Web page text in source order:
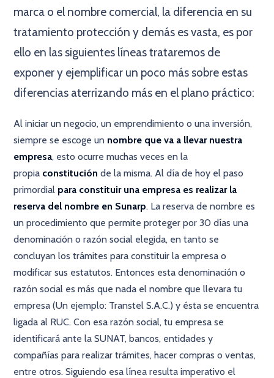
marca o el nombre comercial, la diferencia en su
tratamiento protección y demás es vasta, es por
ello en las siguientes líneas trataremos de
exponer y ejemplificar un poco más sobre estas
diferencias aterrizando más en el plano práctico:
Al iniciar un negocio, un emprendimiento o una inversión,
siempre se escoge un nombre que va a llevar nuestra
empresa, esto ocurre muchas veces en la
propia constitución de la misma. Al día de hoy el paso
primordial para constituir una empresa es realizar la
reserva del nombre en Sunarp. La reserva de nombre es
un procedimiento que permite proteger por 30 días una
denominación o razón social elegida, en tanto se
concluyan los trámites para constituir la empresa o
modificar sus estatutos. Entonces esta denominación o
razón social es más que nada el nombre que llevara tu
empresa (Un ejemplo: Transtel S.A.C.) y ésta se encuentra
ligada al RUC. Con esa razón social, tu empresa se
identificará ante la SUNAT, bancos, entidades y
compañías para realizar trámites, hacer compras o ventas,
entre otros. Siguiendo esa línea resulta imperativo el